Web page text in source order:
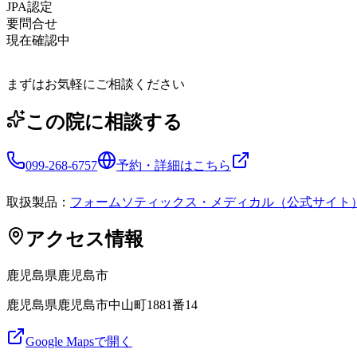
JPA認定
要問合せ
現在確認中
まずはお気軽にご相談ください
この院に相談する
099-268-6757 予約・詳細はこちら
取扱製品： フォームソティックス・メディカル（公式サイト
アクセス情報
鹿児島県鹿児島市
鹿児島県鹿児島市中山町1881番14
Google Mapsで開く